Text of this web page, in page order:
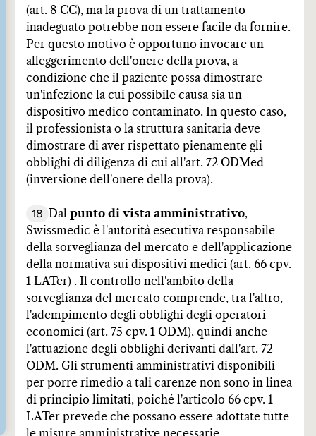
(art. 8 CC), ma la prova di un trattamento
inadeguato potrebbe non essere facile da fornire.
Per questo motivo è opportuno invocare un
alleggerimento dell'onere della prova, a
condizione che il paziente possa dimostrare
un'infezione la cui possibile causa sia un
dispositivo medico contaminato. In questo caso,
il professionista o la struttura sanitaria deve
dimostrare di aver rispettato pienamente gli
obblighi di diligenza di cui all'art. 72 ODMed
(inversione dell'onere della prova).
18 Dal punto di vista amministrativo,
Swissmedic è l'autorità esecutiva responsabile
della sorveglianza del mercato e dell'applicazione
della normativa sui dispositivi medici (art. 66 cpv.
1 LATer) . Il controllo nell'ambito della
sorveglianza del mercato comprende, tra l'altro,
l'adempimento degli obblighi degli operatori
economici (art. 75 cpv. 1 ODM), quindi anche
l'attuazione degli obblighi derivanti dall'art. 72
ODM. Gli strumenti amministrativi disponibili
per porre rimedio a tali carenze non sono in linea
di principio limitati, poiché l'articolo 66 cpv. 1
LATer prevede che possano essere adottate tutte